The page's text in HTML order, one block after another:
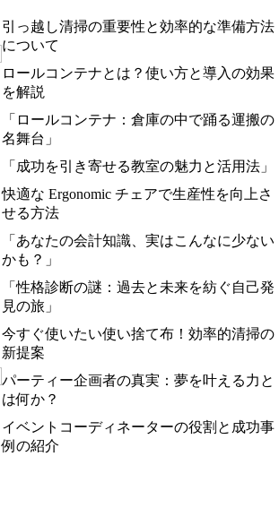
引っ越し清掃の重要性と効率的な準備方法
について
ロールコンテナとは？使い方と導入の効果
を解説
「ロールコンテナ：倉庫の中で踊る運搬の
名舞台」
「成功を引き寄せる教室の魅力と活用法」
快適な Ergonomic チェアで生産性を向上さ
せる方法
「あなたの会計知識、実はこんなに少ない
かも？」
「性格診断の謎：過去と未来を紡ぐ自己発
見の旅」
今すぐ使いたい使い捨て布！効率的清掃の
新提案
パーティー企画者の真実：夢を叶える力と
は何か？
イベントコーディネーターの役割と成功事
例の紹介